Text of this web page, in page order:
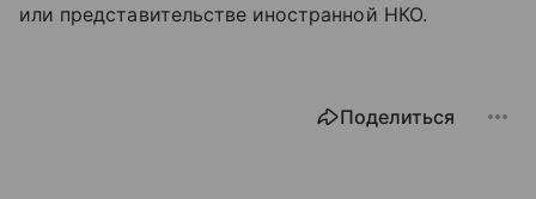
или представительстве иностранной НКО.
Поделиться